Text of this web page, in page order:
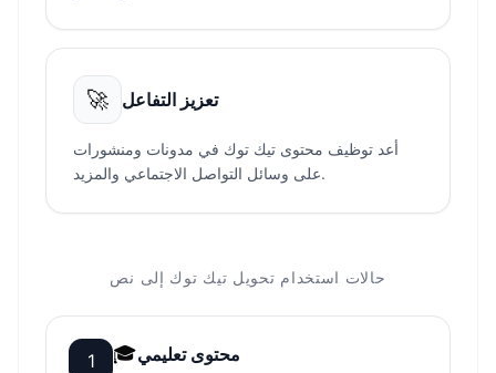
🚀 تعزيز التفاعل
أعد توظيف محتوى تيك توك في مدونات ومنشورات
على وسائل التواصل الاجتماعي والمزيد.
حالات استخدام تحويل تيك توك إلى نص
1 🎓محتوى تعليمي